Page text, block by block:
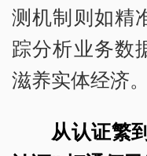
测机制则如精
踪分析业务数
滋养实体经济。
从认证繁